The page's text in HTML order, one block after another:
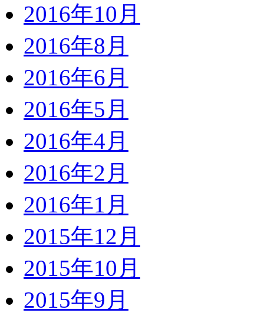
2016年10月
2016年8月
2016年6月
2016年5月
2016年4月
2016年2月
2016年1月
2015年12月
2015年10月
2015年9月